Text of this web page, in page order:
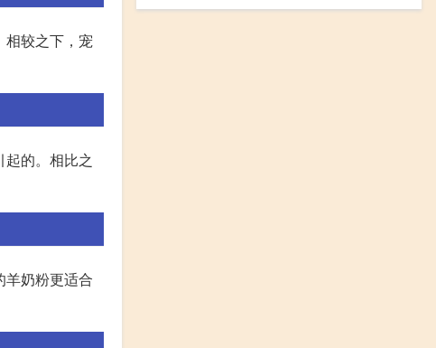
相较之下，宠
的。相比之
羊奶粉更适合